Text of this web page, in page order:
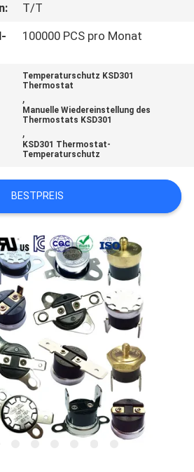
T/T
100000 PCS pro Monat
Temperaturschutz KSD301
Thermostat
,
Manuelle Wiedereinstellung des
Thermostats KSD301
,
KSD301 Thermostat-
Temperaturschutz
BESTPREIS